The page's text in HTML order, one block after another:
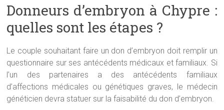
Donneurs d’embryon à Chypre :
quelles sont les étapes ?
Le couple souhaitant faire un don d’embryon doit remplir un
questionnaire sur ses antécédents médicaux et familiaux. Si
l’un des partenaires a des antécédents familiaux
d’affections médicales ou génétiques graves, le médecin
généticien devra statuer sur la faisabilité du don d’embryon.